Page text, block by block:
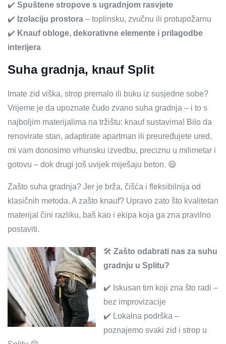
✔️ Spuštene stropove s ugradnjom rasvjete
✔️ Izolaciju prostora – toplinsku, zvučnu ili protupožarnu
✔️ Knauf obloge, dekorativne elemente i prilagodbe
interijera
Suha gradnja, knauf Split
Imate zid viška, strop premalo ili buku iz susjedne sobe?
Vrijeme je da upoznate čudo zvano suha gradnja – i to s
najboljim materijalima na tržištu: knauf sustavima! Bilo da
renovirate stan, adaptirate apartman ili preuređujete ured,
mi vam donosimo vrhunsku izvedbu, preciznu u milimetar i
gotovu – dok drugi još uvijek miješaju beton. 😄
Zašto suha gradnja? Jer je brža, čišća i fleksibilnija od
klasičnih metoda. A zašto knauf? Upravo zato što kvalitetan
materijal čini razliku, baš kao i ekipa koja ga zna pravilno
postaviti.
🛠️ Zašto odabrati nas za suhu
gradnju u Splitu?
✔️ Iskusan tim koji zna što radi –
bez improvizacije
✔️ Lokalna podrška –
poznajemo svaki zid i strop u